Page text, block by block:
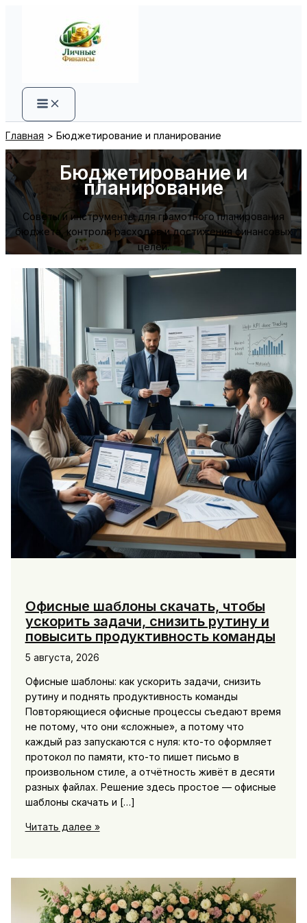
содержимому
Главная Бюджетирование и планирование
Бюджетирование и
планирование
Советы и инструменты для грамотного планирования
бюджета, контроля расходов и достижения финансовых
целей.
Офисные шаблоны скачать, чтобы
ускорить задачи, снизить рутину и
повысить продуктивность команды
5 августа, 2026
Офисные шаблоны: как ускорить задачи, снизить
рутину и поднять продуктивность команды
Повторяющиеся офисные процессы съедают время
не потому, что они «сложные», а потому что
каждый раз запускаются с нуля: кто-то оформляет
протокол по памяти, кто-то пишет письмо в
произвольном стиле, а отчётность живёт в десяти
разных файлах. Решение здесь простое — офисные
шаблоны скачать и […]
Офисные
ускорить
задачи,
снизить
Читать далее »